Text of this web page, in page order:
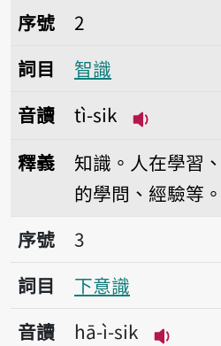
序號2智識
序號
2
詞目
智識
音讀
tì-sik
釋義
知識。人在學習
的學問、經驗等。
序號3下意識
序號
3
詞目
下意識
音讀
hā-ì-sik